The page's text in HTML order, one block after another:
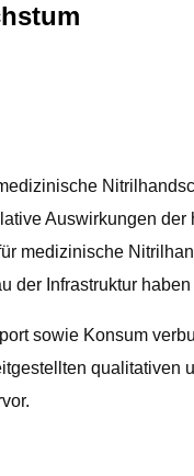
Auswirkungen
medizinische
Infrastruktur
sowie Konsum